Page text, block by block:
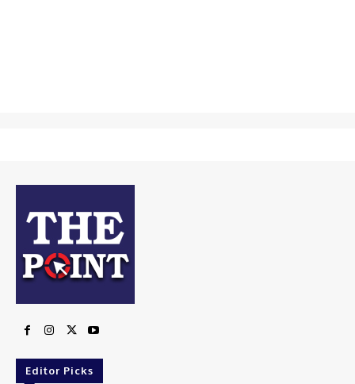
Editor Picks